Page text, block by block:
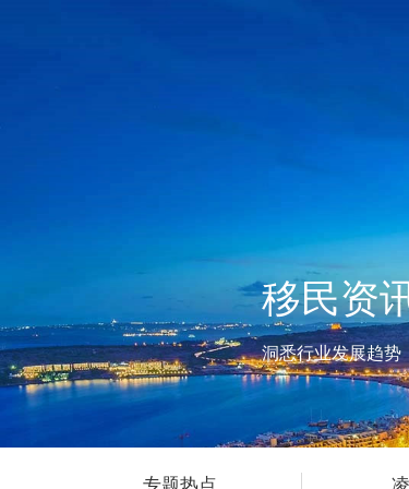
移民资
洞悉行业发展趋势